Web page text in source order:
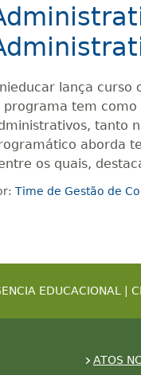
lança curso
programa tem
tanto
aborda
os quais,
Time de Gestão de
EDUCACIONAL |
ATOS